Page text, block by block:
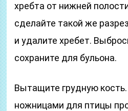
хребта от нижней
сделайте такой же
и удалите хребет.
сохраните для бульона.
Вытащите грудную
ножницами для птицы